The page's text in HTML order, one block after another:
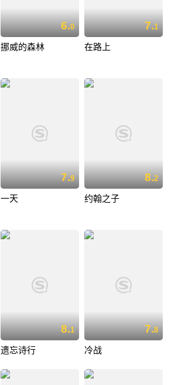
6.0
挪威的森林
7.1
在路上
7.9
一天
8.2
约翰之子
8.1
遗忘诗行
7.8
冷战